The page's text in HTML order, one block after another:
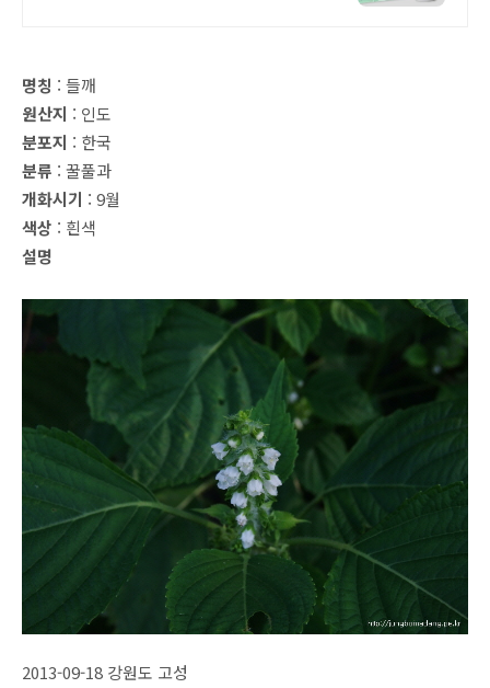
명칭 : 들깨
원산지 : 인도
분포지 : 한국
분류 : 꿀풀과
개화시기 : 9월
색상 : 흰색
설명
2013-09-18 강원도 고성